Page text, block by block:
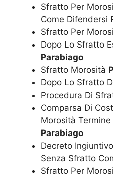
Sfratto Per
Come Difendersi
Sfratto Per
Dopo Lo Sfratto
Parabiago
Sfratto Morosità
Dopo Lo Sfratto
Procedura Di
Comparsa Di
Morosità
Parabiago
Decreto
Senza Sfratto
Sfratto Per